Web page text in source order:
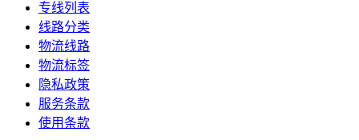
专线列表
线路分类
物流线路
物流标签
隐私政策
服务条款
使用条款